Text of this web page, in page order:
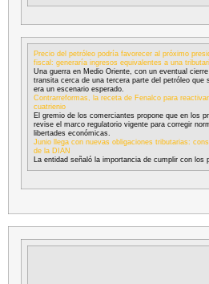
Precio del petróleo podría favorecer al próximo
fiscal: generaría ingresos equivalentes a una
Una guerra en Medio Oriente, con un eventual
transita cerca de una tercera parte del petróleo que
era un escenario esperado.
Contrarreformas, la receta de Fenalco para
cuatrienio
El gremio de los comerciantes propone que en los
revise el marco regulatorio vigente para corregir
libertades económicas.
Junio llega con nuevas obligaciones tributarias:
de la DIAN
La entidad señaló la importancia de cumplir con los